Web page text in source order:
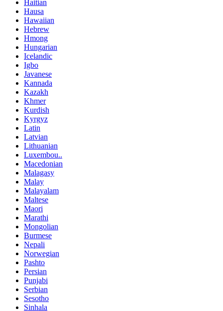
Haitian
Hausa
Hawaiian
Hebrew
Hmong
Hungarian
Icelandic
Igbo
Javanese
Kannada
Kazakh
Khmer
Kurdish
Kyrgyz
Latin
Latvian
Lithuanian
Luxembou..
Macedonian
Malagasy
Malay
Malayalam
Maltese
Maori
Marathi
Mongolian
Burmese
Nepali
Norwegian
Pashto
Persian
Punjabi
Serbian
Sesotho
Sinhala